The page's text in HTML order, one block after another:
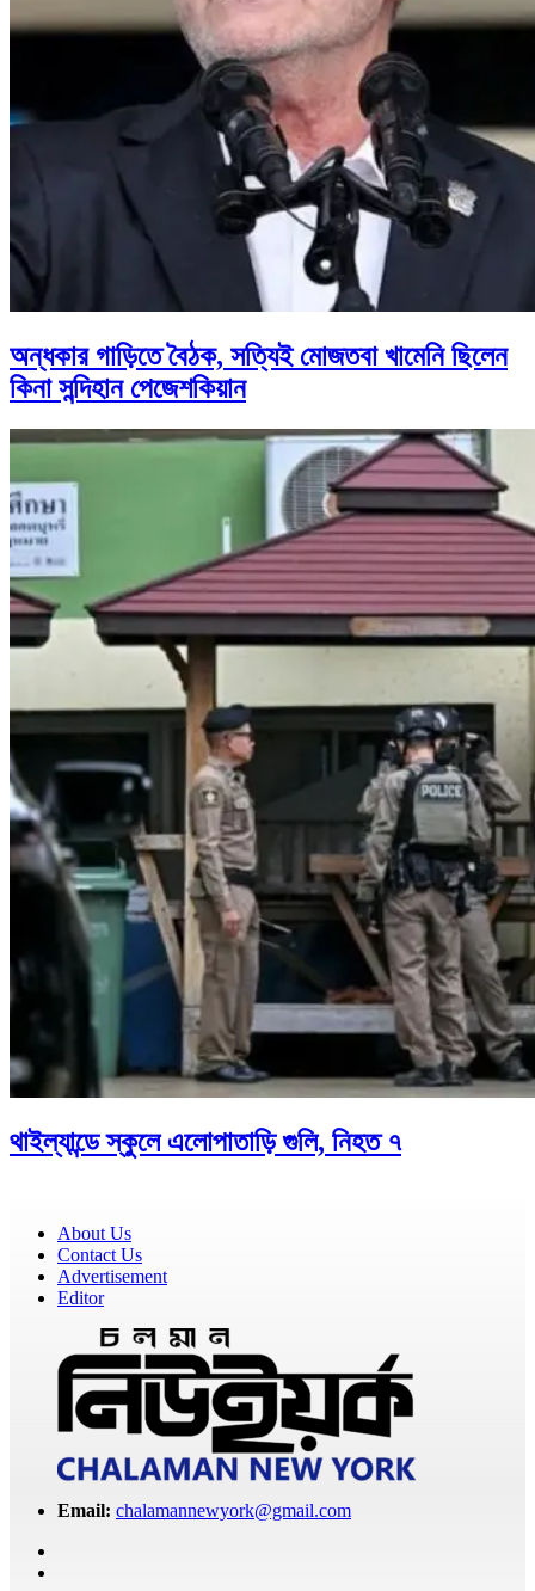
অন্ধকার গাড়িতে বৈঠক, সত্যিই মোজতবা খামেনি ছিলেন
কিনা সন্দিহান পেজেশকিয়ান
থাইল্যান্ডে স্কুলে এলোপাতাড়ি গুলি, নিহত ৭
About Us
Contact Us
Advertisement
Editor
Email: chalamannewyork@gmail.com